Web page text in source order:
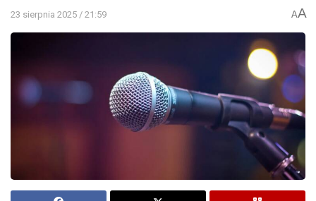
23 sierpnia 2025 / 21:59 AA